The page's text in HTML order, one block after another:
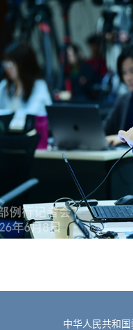
中华人民共和